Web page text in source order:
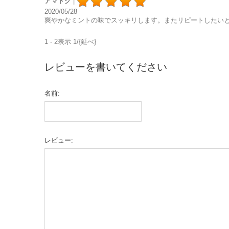
2020/05/28
爽やかなミントの味でスッキリします。またリピートしたい
1 - 2表示 1/{延べ}
レビューを書いてください
名前:
レビュー: